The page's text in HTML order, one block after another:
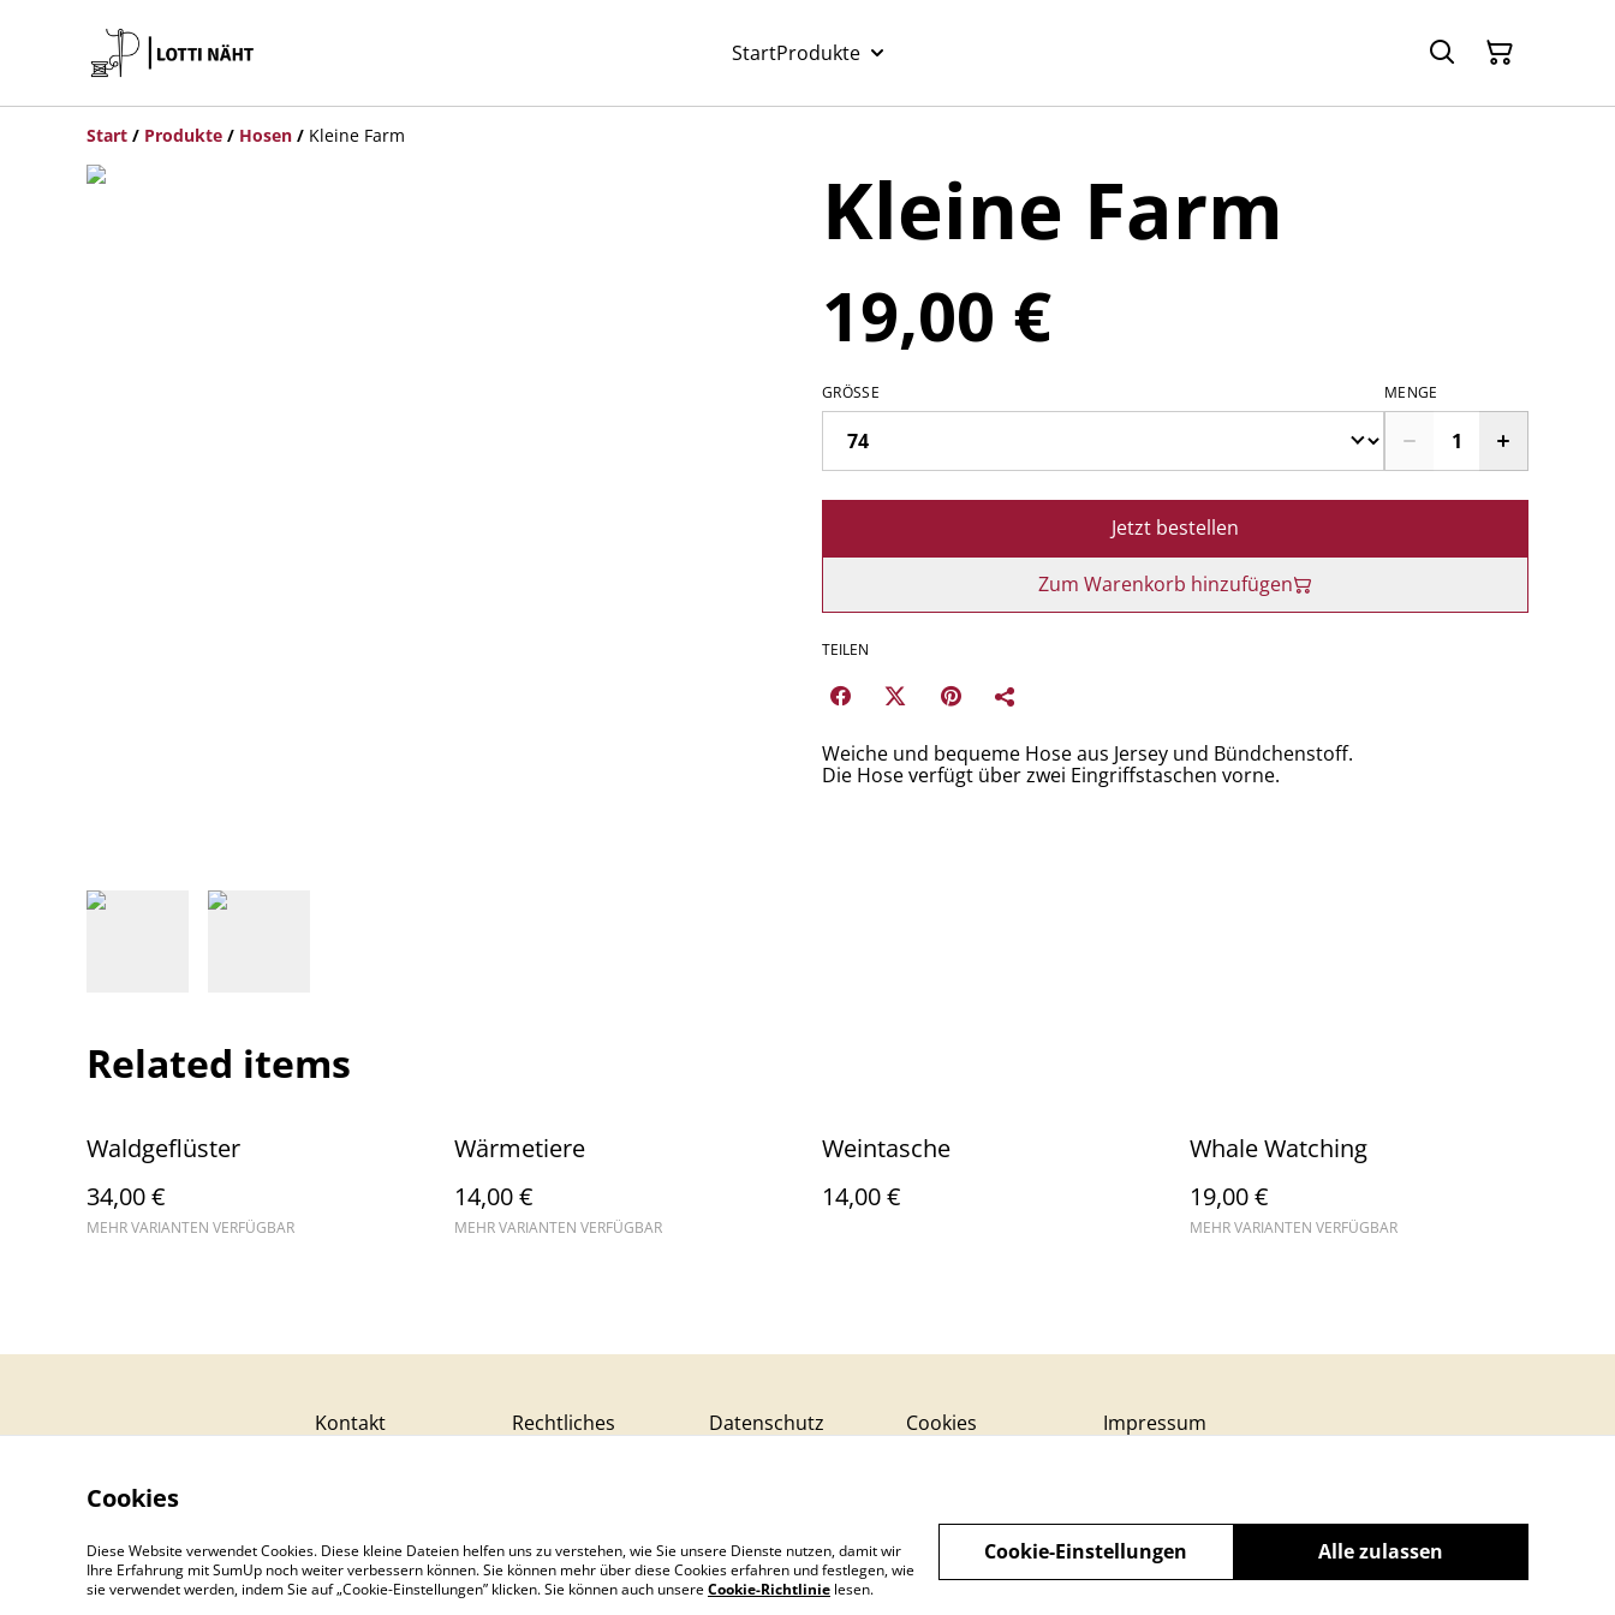
StartProdukte
Start / Produkte / Hosen / Kleine Farm
Kleine Farm
19,00 €
GRÖSSE MENGE
Jetzt bestellen
Zum Warenkorb hinzufügen
TEILEN
Weiche und bequeme Hose aus Jersey und Bündchenstoff.
Die Hose verfügt über zwei Eingriffstaschen vorne.
Related items
Waldgeflüster
34,00 €
MEHR VARIANTEN VERFÜGBAR
Wärmetiere
14,00 €
MEHR VARIANTEN VERFÜGBAR
Weintasche
14,00 €
Whale Watching
19,00 €
MEHR VARIANTEN VERFÜGBAR
Kontakt Rechtliches Datenschutz Cookies Impressum
©2026 Lotti näht
Cookies
Diese Website verwendet Cookies. Diese kleine Dateien helfen uns zu verstehen, wie Sie unsere Dienste nutzen, damit wir
Ihre Erfahrung mit SumUp noch weiter verbessern können. Sie können mehr über diese Cookies erfahren und festlegen, wie
sie verwendet werden, indem Sie auf „Cookie-Einstellungen” klicken. Sie können auch unsereCookie-Richtlinie lesen.
Alle zulassen
Cookie-Einstellungen